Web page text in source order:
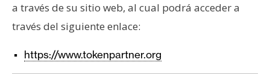
C
n
t
a través de su sitio web, al cual podrá acceder a
través del siguiente enlace:
https://www.tokenpartner.org